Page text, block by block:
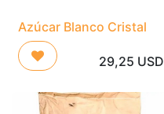
Azúcar Blanco Cristal
29,25 USD